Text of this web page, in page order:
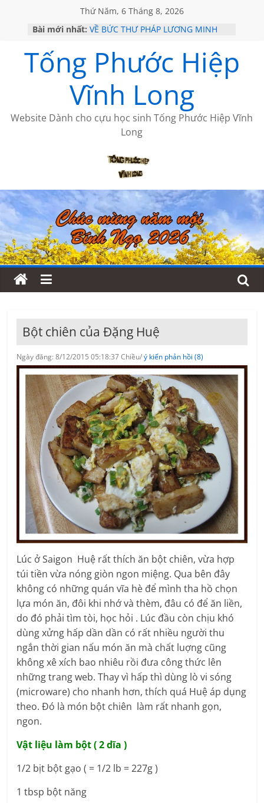
Thứ Năm, 6 Tháng 8, 2026
Bài mới nhất: VỀ BỨC THƯ PHÁP LƯƠNG MINH
HỌC SỬ HỒI XƯA
MỘT ĐỜI ĐI QUA NHỮNG TRANG
SÁCH
BẤT CHỢT CỦA CHÂU LỆ DUNG
CÀ PHÊ NGẮM NÚI
Tống Phước Hiệp
Vĩnh Long
Website Dành cho cựu học sinh Tống Phước Hiệp Vĩnh
Long
Bột chiên của Đặng Huệ
Ngày đăng: 8/12/2015 05:18:37 Chiều/ý kiến phản hồi (8)
Lúc ở Saigon Huệ rất thích ăn bột chiên, vừa hợp
túi tiền vừa nóng giòn ngon miệng. Qua bên đây
không có những quán vĩa hè để mình tha hồ chọn
lựa món ăn, đôi khi nhớ và thèm, đâu có để ăn liền,
do đó phải tìm tòi, học hỏi . Lúc đầu còn chịu khó
dùng xửng hấp dần dần có rất nhiều người thu
ngắn thời gian nấu món ăn mà chất luợng cũng
không xê xích bao nhiêu rồi đưa công thức lên
những trang web. Thay vì hấp thì dùng lò vi sóng
(microware) cho nhanh hơn, thích quá Huệ áp dụng
theo. Đó là món bột chiên làm rất nhanh gọn,
ngon.
Vật liệu làm bột ( 2 dĩa )
1/2 bịt bột gạo ( = 1/2 lb = 227g )
1 tbsp bột năng